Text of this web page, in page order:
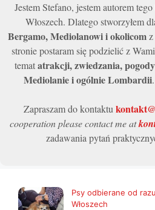
Jestem Stefano, jestem autorem
Włoszech. Dlatego stworzyłem
Bergamo, Mediolanowi i okolicomz
stronie postaram się podzielić z
tematatrakcji, zwiedzania,
Mediolanie i ogólnie Lombardii
Zapraszam do kontaktu
cooperation please contact me at
zadawania pytań
Psy odbierane od
Włoszech